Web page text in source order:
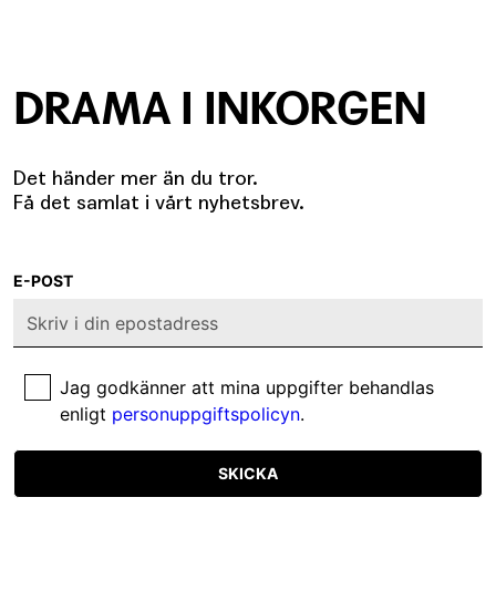
DRAMA I INKORGEN
Det händer mer än du tror.
Få det samlat i vårt nyhetsbrev.
E-POST
Jag godkänner att mina uppgifter behandlas
enligt personuppgiftspolicyn.
SKICKA